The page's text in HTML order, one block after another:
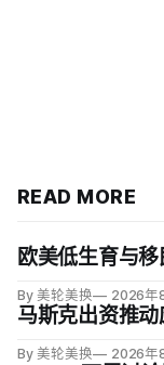
READ MORE
欧美低生育与
By 美轮美换 2026年
马斯克出资推
By 美轮美换 2026年